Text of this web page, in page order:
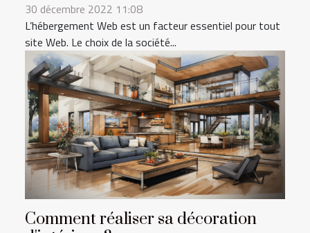
30 décembre 2022 11:08
L’hébergement Web est un facteur essentiel pour tout
site Web. Le choix de la société...
Comment réaliser sa décoration